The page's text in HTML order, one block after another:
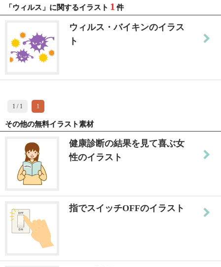
「ウィルス」に関するイラスト 1 件
ウィルス・バイキンのイラス
ト
1 / 1 1
その他の無料イラスト素材
健康診断の結果を見て喜ぶ女
性のイラスト
指でスイッチOFFのイラスト